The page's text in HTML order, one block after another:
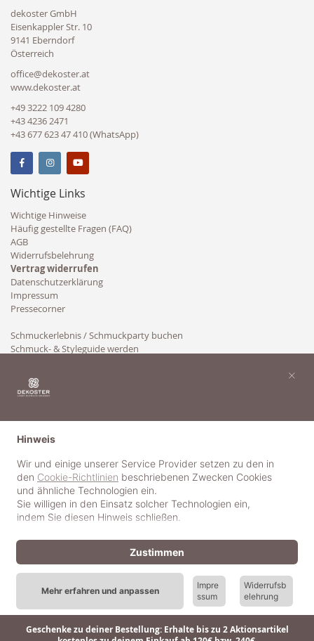
Geschenke zu deiner Bestellung: Erhalte bis zu 2 Aktionsartikel
dekoster GmbH
Eisenkappler Str. 10
9141 Eberndorf
Österreich
office@dekoster.at
www.dekoster.at
+49 3222 109 4280
+43 4236 2471
+43 677 623 47 410 (WhatsApp)
Wichtige Links
Wichtige Hinweise
Häufig gestellte Fragen (FAQ)
AGB
Widerrufsbelehrung
Vertrag widerrufen
Datenschutzerklärung
Impressum
Pressecorner
Schmuckerlebnis / Schmuckparty buchen
Schmuck- & Styleguide werden
© 2018-2025 dekoster GmbH
Hinweis
Wir und einige unserer Service Provider setzen zu den in
den Cookie-Richtlinien beschriebenen Zwecken Cookies
und ähnliche Technologien ein.
Sie willigen in den Einsatz solcher Technologien ein,
indem Sie diesen Hinweis schließen.
Mehr erfahren und anpassen
Impre
ssum
Widerrufsb
elehrung
Zustimmen
×